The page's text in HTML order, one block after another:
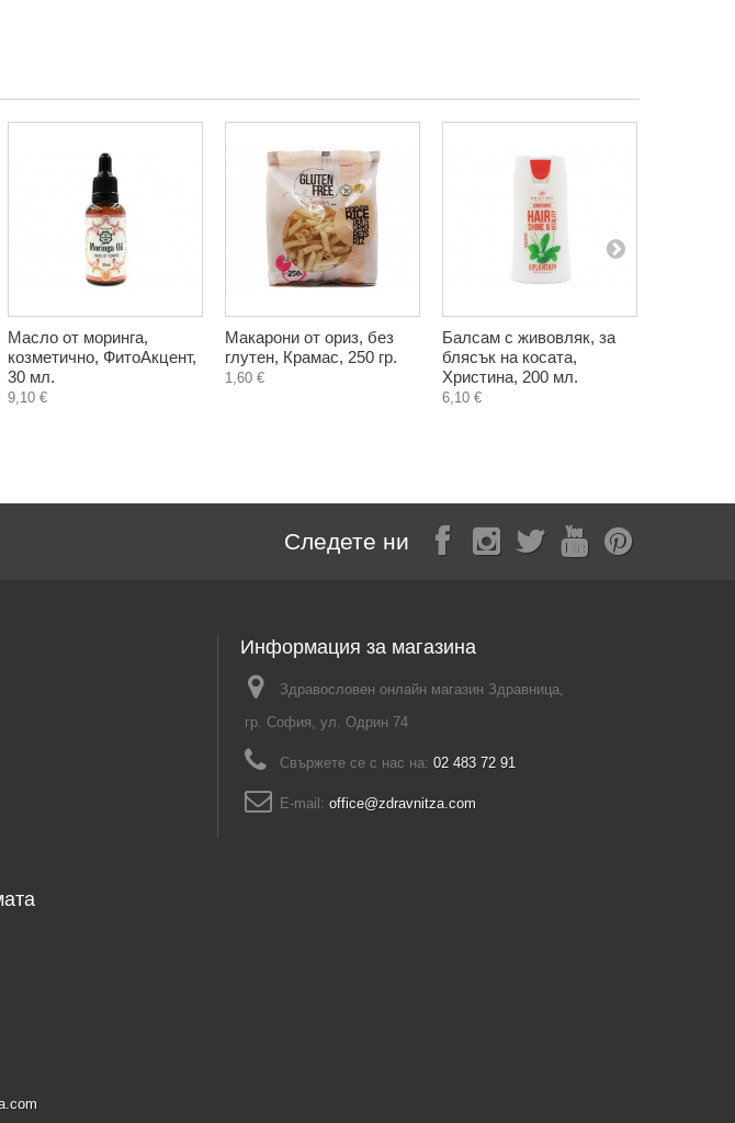
Масло от моринга,
козметично, ФитоАкцент,
30 мл.
9,10 €
Макарони от ориз, без
глутен, Крамас, 250 гр.
1,60 €
Балсам с живовляк, за
блясък на косата,
Христина, 200 мл.
6,10 €
Следете ни
Информация за магазина
Здравословен онлайн магазин Здравница,
гр. София, ул. Одрин 74
Свържете се с нас на: 02 483 72 91
E-mail: office@zdravnitza.com